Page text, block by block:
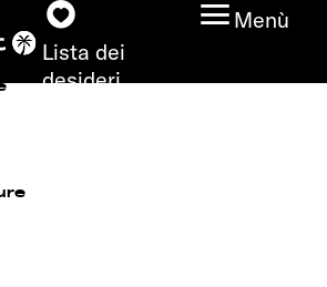
Lista dei
desideri
Menù
Archive